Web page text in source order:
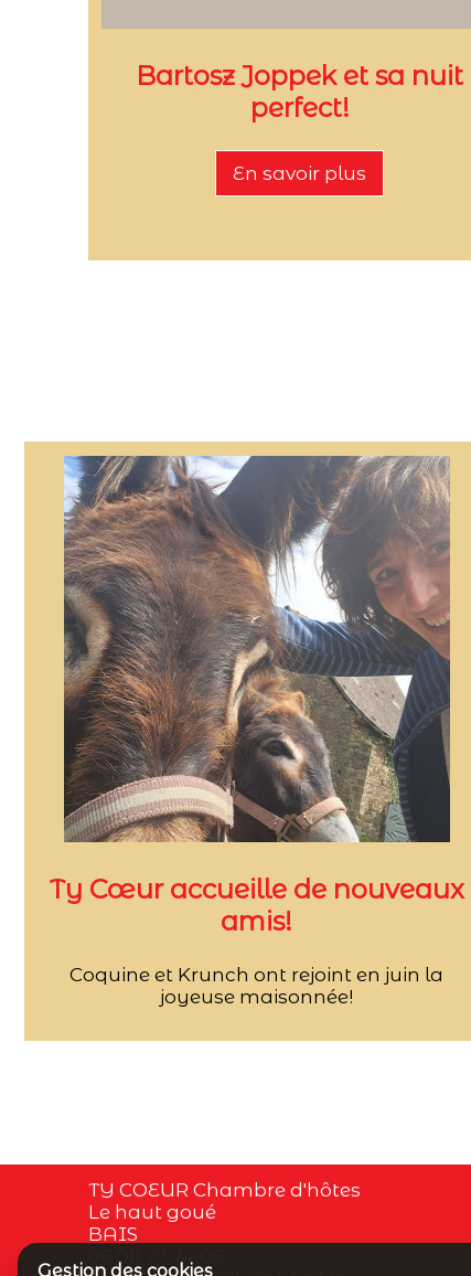
Bartosz Joppek et sa nuit
perfect!
En savoir plus
Ty Cœur accueille de nouveaux
amis!
Coquine et Krunch ont rejoint en juin la
joyeuse maisonnée!
TY COEUR Chambre d'hôtes
Le haut goué
BAIS
06 08 77 74 08
Gestion des cookies